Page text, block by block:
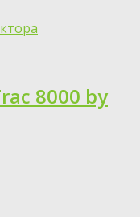
8000 by